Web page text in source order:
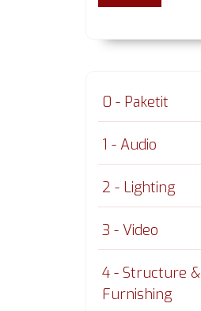
0 - Paketit
1 - Audio
2 - Lighting
3 - Video
4 - Structure &
Furnishing